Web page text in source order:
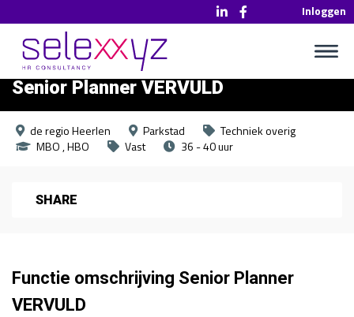
Inloggen
Senior Planner VERVULD
de regio Heerlen Parkstad
Techniek overig
MBO HBO Vast 36 - 40 uur
SHARE
Functie omschrijving Senior Planner
VERVULD